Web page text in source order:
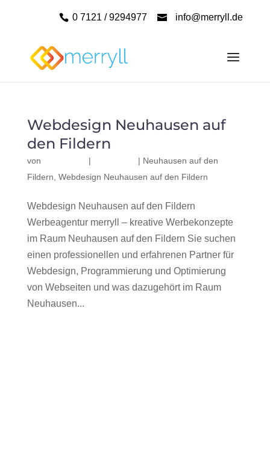
0 7121 / 9294977 info@merryll.de
Webdesign Neuhausen auf
den Fildern
von | | Neuhausen auf den
Fildern Webdesign Neuhausen auf den Fildern
Webdesign Neuhausen auf den Fildern
Werbeagentur merryll – kreative Werbekonzepte
im Raum Neuhausen auf den Fildern Sie suchen
einen professionellen und erfahrenen Partner für
Webdesign, Programmierung und Optimierung
von Webseiten und was dazugehört im Raum
Neuhausen...